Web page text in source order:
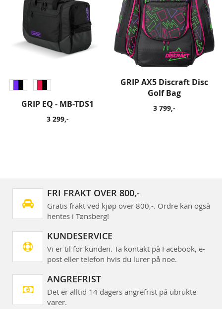
GRIP EQ - MB-TDS1
3 299,-
GRIP AX5 Discraft Disc
Golf Bag
3 799,-
FRI FRAKT OVER 800,-
Gratis frakt ved kjøp over 800,-. Ordre kan også
hentes i Tønsberg!
KUNDESERVICE
Vi er til for kunden. Ta kontakt på Facebook, e-
post eller telefon hvis du lurer på noe.
ANGREFRIST
Det er alltid 14 dagers angrefrist på ubrukte
varer.